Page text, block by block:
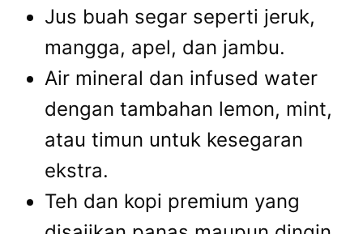
Jus buah segar seperti jeruk,
mangga, apel, dan jambu.
Air mineral dan infused water
dengan tambahan lemon, mint,
atau timun untuk kesegaran
ekstra.
Teh dan kopi premium yang